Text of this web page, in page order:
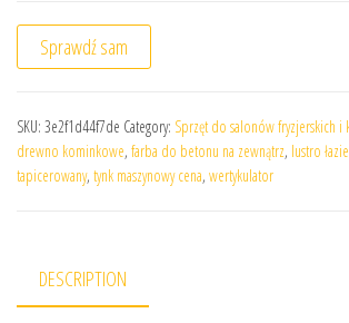
Sprawdź sam
SKU: 3e2f1d44f7de Category: Sprzęt do salonów fryzjerskich i
drewno kominkowe, farba do betonu na zewnątrz, lustro
tapicerowany, tynk maszynowy cena, wertykulator
DESCRIPTION